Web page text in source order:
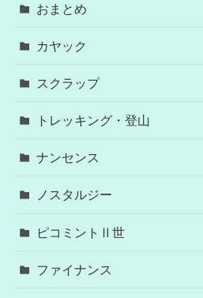
おまとめ
カヤック
スクラップ
トレッキング・登山
ナンセンス
ノスタルジー
ピコミントⅡ世
ファイナンス